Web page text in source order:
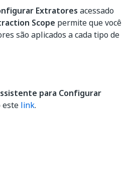
Extratores acessado
Scope permite que você
são aplicados a cada tipo de
para Configurar
este link.